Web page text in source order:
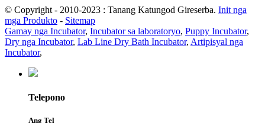
© Copyright - 2010-2023 : Tanang Katungod Gireserba. Init nga
mga Produkto - Sitemap
Gamay nga Incubator, Incubator sa laboratoryo, Puppy Incubator,
Dry nga Incubator, Lab Line Dry Bath Incubator, Artipisyal nga
Incubator,
Telepono
Ang Tel